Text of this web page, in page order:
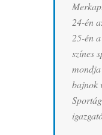
24-én
25-én
színes
bajnok